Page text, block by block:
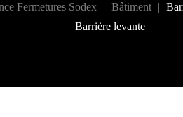
Fermetures Sodex | Bâtiment |
Barrière levante